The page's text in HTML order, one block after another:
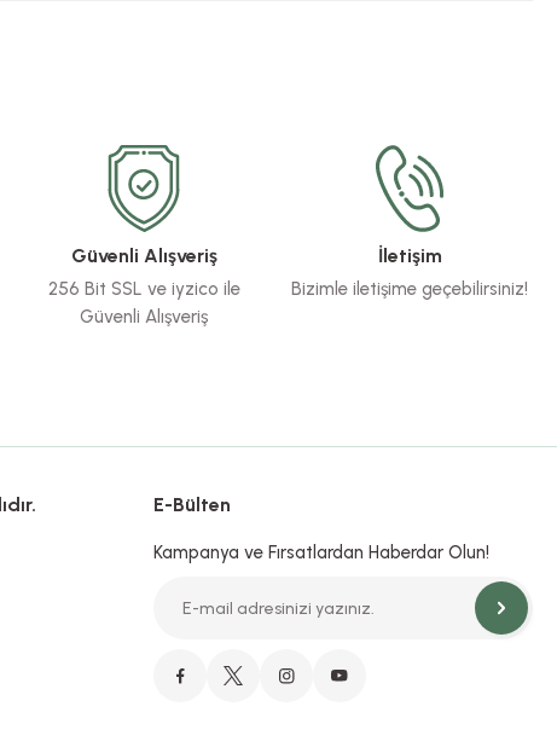
Güvenli Alışveriş
256 Bit SSL ve iyzico ile
Güvenli Alışveriş
İletişim
Bizimle iletişime geçebilirsiniz!
E-Bülten
Kampanya ve Fırsatlardan Haberdar Olun!